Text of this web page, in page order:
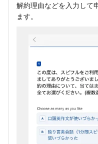
解約理由などを入力して
ます。